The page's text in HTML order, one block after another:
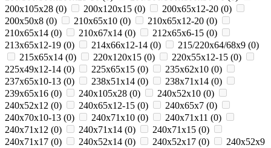
200x105x28 (0) 200x120x15 (0) 200x65x12-20 (0)
200х50х8 (0) 210x65x10 (0) 210x65x12-20 (0)
210x65x14 (0) 210х67х14 (0) 212x65x6-15 (0)
213x65x12-19 (0) 214x66x12-14 (0) 215/220х64/68х9 (0)
215х65х14 (0) 220x120x15 (0) 220x55x12-15 (0)
225x49x12-14 (0) 225х65х15 (0) 235x62x10 (0)
237x65x10-13 (0) 238х51х14 (0) 238х71х14 (0)
239х65х16 (0) 240x105x28 (0) 240x52x10 (0)
240x52x12 (0) 240x65x12-15 (0) 240x65x7 (0)
240x70x10-13 (0) 240x71x10 (0) 240x71x11 (0)
240x71x12 (0) 240x71x14 (0) 240x71x15 (0)
240x71x17 (0) 240х52х14 (0) 240х52х17 (0)
240х52х9